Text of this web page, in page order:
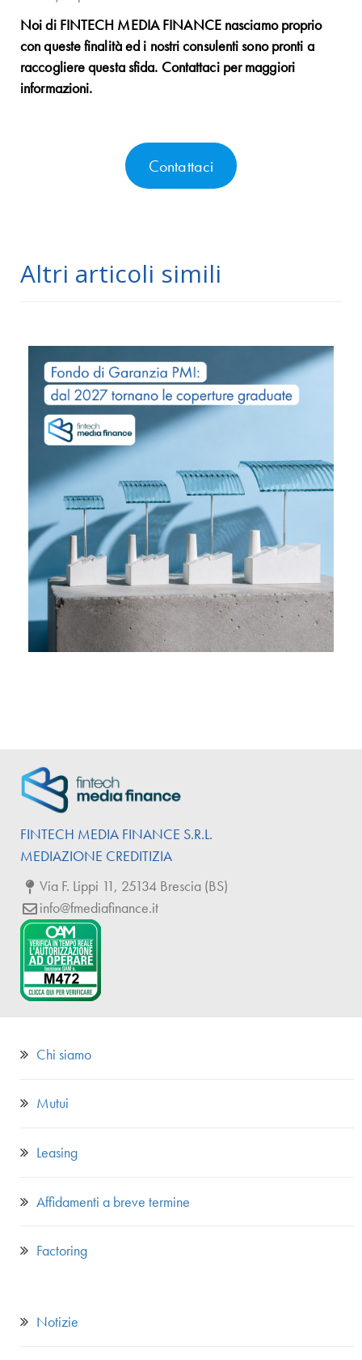
Noi di FINTECH MEDIA FINANCE nasciamo proprio
con queste finalità ed i nostri consulenti sono pronti a
raccogliere questa sfida. Contattaci per maggiori
informazioni.
Contattaci
Altri articoli simili
FINTECH MEDIA FINANCE S.R.L.
MEDIAZIONE CREDITIZIA
Via F. Lippi 11, 25134 Brescia (BS)
info@fmediafinance.it
Chi siamo
Mutui
Leasing
Affidamenti a breve termine
Factoring
Notizie